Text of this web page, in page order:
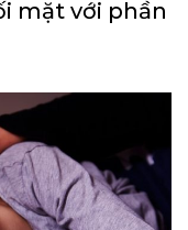
mặt với phần